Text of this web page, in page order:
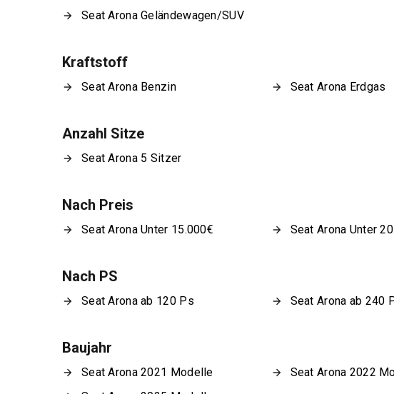
Seat Arona Geländewagen/SUV
Kraftstoff
Seat Arona Benzin Seat Arona Erdgas
Anzahl Sitze
Seat Arona 5 Sitzer
Nach Preis
Seat Arona Unter 15.000€ Seat Arona Unter
Nach PS
Seat Arona ab 120 Ps Seat Arona ab 240
Baujahr
Seat Arona 2021 Modelle Seat Arona 2022